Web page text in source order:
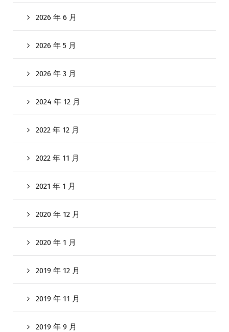
2026 年 6 月
2026 年 5 月
2026 年 3 月
2024 年 12 月
2022 年 12 月
2022 年 11 月
2021 年 1 月
2020 年 12 月
2020 年 1 月
2019 年 12 月
2019 年 11 月
2019 年 9 月